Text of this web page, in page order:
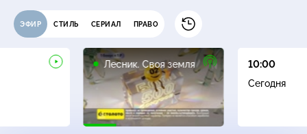
ЭФИР СТИЛЬ СЕРИАЛ ПРАВО
Лесник. Своя земля
16+
10:00
Сегодня